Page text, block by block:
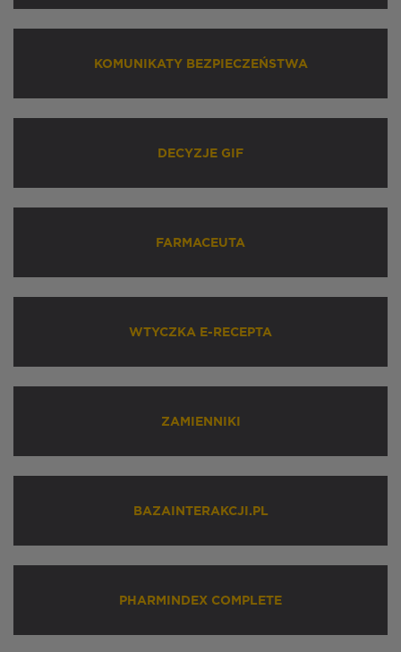
KOMUNIKATY BEZPIECZEŃSTWA
DECYZJE GIF
FARMACEUTA
WTYCZKA E-RECEPTA
ZAMIENNIKI
BAZAINTERAKCJI.PL
PHARMINDEX COMPLETE